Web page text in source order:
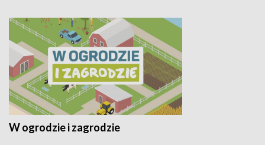
W ogrodzie i zagrodzie